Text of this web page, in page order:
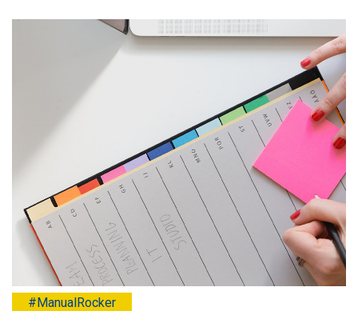
#ManualRocker